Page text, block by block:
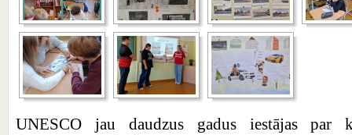
UNESCO jau daudzus gadus iestājas par